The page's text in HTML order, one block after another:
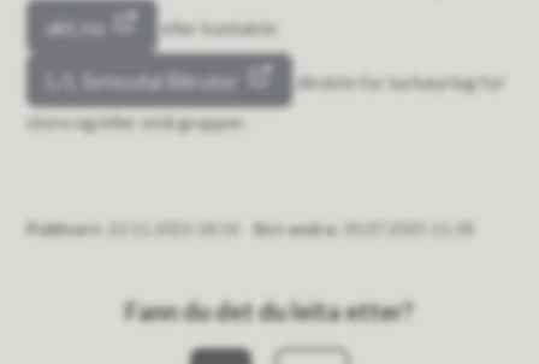
akt.no eller kontakte
L/L Setesdal Bilruter
direkte for turkøyring for
store og/eller små grupper.
Publisert Sist endra
Fann du det du leita etter?